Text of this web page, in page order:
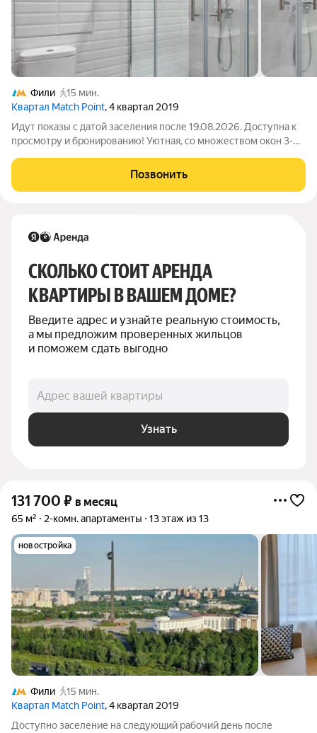
Фили
15 мин.
Квартал Match Point, 4 квартал 2019
Идут показы с датой заселения после 19.08.2026. Доступна к
просмотру и бронированию! Уютная, со множеством окон 3-
комнатой, классическая-планировка (кухня + гостиная +
спальня+ детскаякабинет + два
Позвонить
СКОЛЬКО СТОИТ АРЕНДА
КВАРТИРЫ В ВАШЕМ ДОМЕ?
Введите адрес и узнайте реальную стоимость,
а мы предложим проверенных жильцов
и поможем сдать выгодно
Адрес вашей квартиры
Узнать
131 700 ₽ в месяц
65 м² 2-комн. апартаменты 13 этаж из 13
новостройка
Фили
15 мин.
Квартал Match Point, 4 квартал 2019
Доступно заселение на следующий рабочий день после